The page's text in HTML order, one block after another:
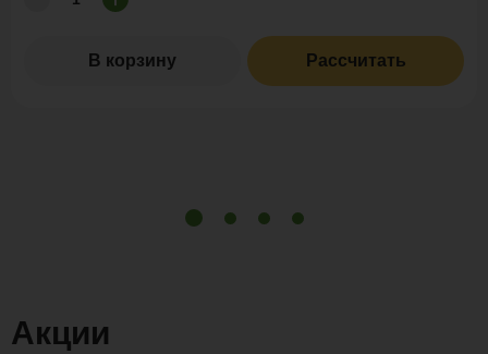
В корзину Рассчитать
Акции